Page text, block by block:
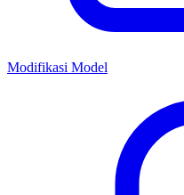
Modifikasi Model